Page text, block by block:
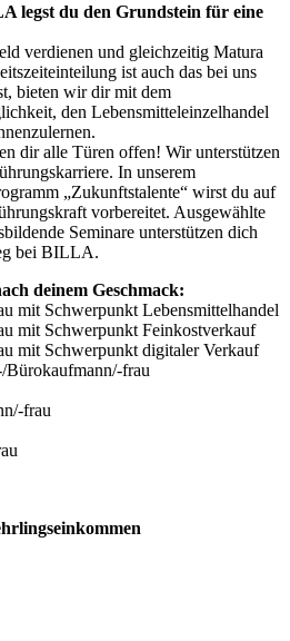
legst du den Grundstein für eine
verdienen und gleichzeitig Matura
ist auch das bei uns
bieten wir dir mit dem
den Lebensmitteleinzelhandel
dir alle Türen offen! Wir unterstützen
In unserem
„Zukunftstalente“ wirst du auf
vorbereitet. Ausgewählte
Seminare unterstützen dich
bei BILLA.
deinem Geschmack:
mit Schwerpunkt Lebensmittelhandel
mit Schwerpunkt Feinkostverkauf
mit Schwerpunkt digitaler Verkauf
Bürokaufmann/-frau
frau